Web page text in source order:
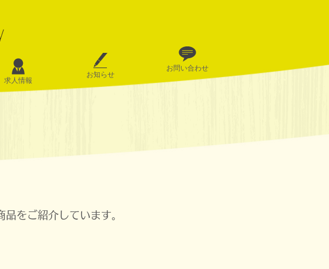
求人情報
お知らせ
お問い合わせ
をご紹介しています。